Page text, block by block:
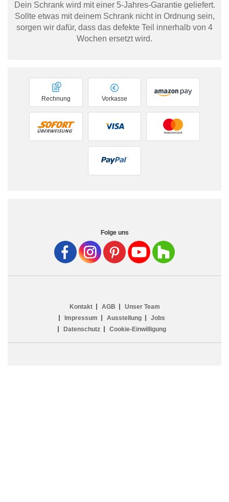
Dein Schrank wird mit einer 5-Jahres-Garantie geliefert.
Sollte etwas mit deinem Schrank nicht in Ordnung sein,
sorgen wir dafür, dass das defekte Teil innerhalb von 4
Wochen ersetzt wird.
Vorkasse
Rechnung
Folge uns
Kontakt AGB
Unser Team
Impressum
Ausstellung
Jobs
Datenschutz
Cookie-Einwilligung